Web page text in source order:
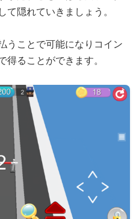
て隠れていきましょう。
うことで可能になりコイン
得ることができます。